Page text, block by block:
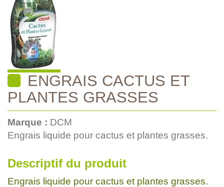
ENGRAIS CACTUS ET
PLANTES GRASSES
Marque : DCM
Engrais liquide pour cactus et plantes grasses.
Descriptif du produit
Engrais liquide pour cactus et plantes grasses.